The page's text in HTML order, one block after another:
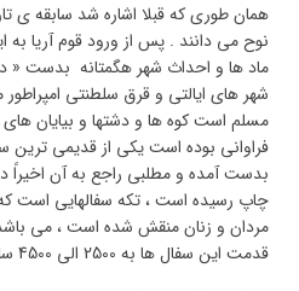
همان طوری که قبلا اشاره شد سابقه ی
نوح می دانند . پس از ورود قوم آریا
ماد ها و احداث شهر هگمتانه بدست «
شهر های ایالتی و قرق سلطنتی
مسلم است کوه ها و دشتها و بیایان
فراوانی بوده است یکی از قدیمی ترین
بدست آمده و مطلبی راجع به آن اخیراً
چاپ رسیده است ، تکه سفالهایی است
مردان و زنان منقش شده است ، می باشد
قدمت این سفال ها به 2500 الی 4500 سال قبل از میلاد میرسد.